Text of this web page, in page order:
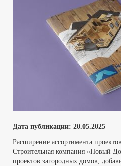
Дата публикации: 20.05.2025
Расширение ассортимента
Строительная компания «Новый
проектов загородных домов,